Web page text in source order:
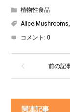
植物性食品
Alice Mushrooms
コメント:0
関連記事